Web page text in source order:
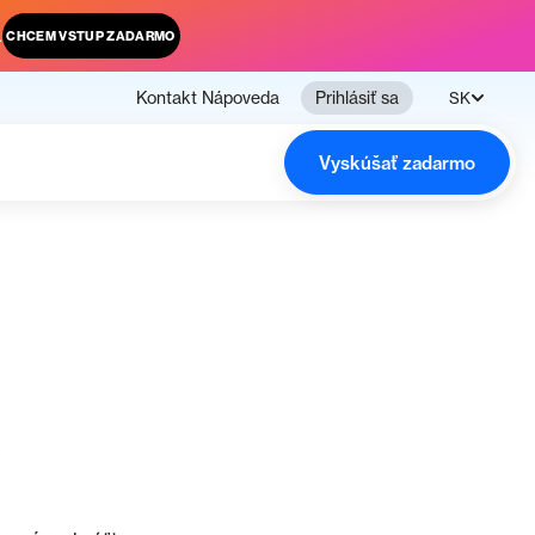
CHCEM VSTUP ZADARMO
Kontakt Nápoveda Prihlásiť sa SK
Vyskúšať zadarmo